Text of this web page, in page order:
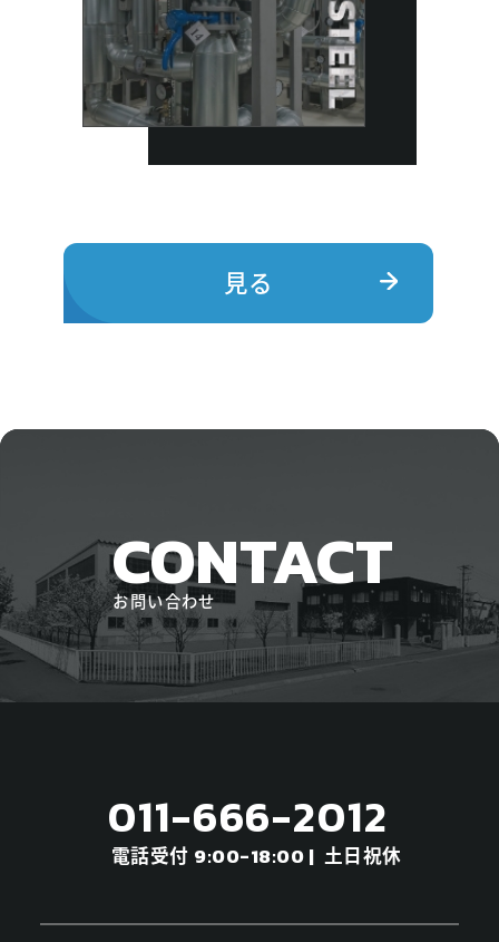
見る
CONTACT
お問い合わせ
011-666-2012
電話受付 9:00-18:00 | 土日祝休